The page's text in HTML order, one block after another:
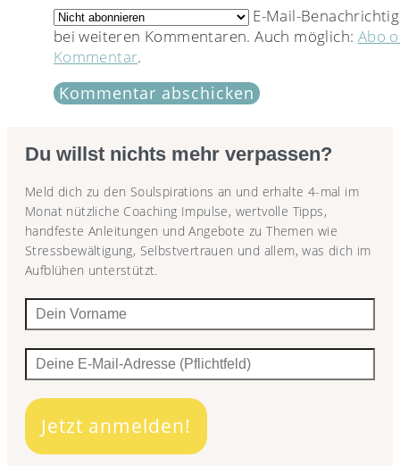
E-Mail-
bei weiteren Kommentaren. Auch möglich: Abo
Kommentar.
Du willst nichts mehr verpassen?
Meld dich zu den Soulspirations an und erhalte 4-mal im
Monat nützliche Coaching Impulse, wertvolle Tipps,
handfeste Anleitungen und Angebote zu Themen wie
Stressbewältigung, Selbstvertrauen und allem, was dich im
Aufblühen unterstützt.
Jetzt anmelden!